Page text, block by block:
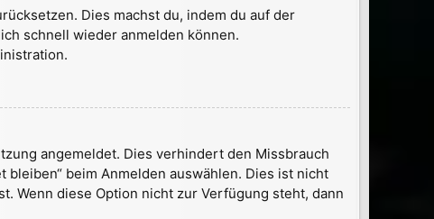
Dies machst du, indem du auf der
schnell wieder anmelden können.
angemeldet. Dies verhindert den Missbrauch
beim Anmelden auswählen. Dies ist nicht
Wenn diese Option nicht zur Verfügung steht, dann